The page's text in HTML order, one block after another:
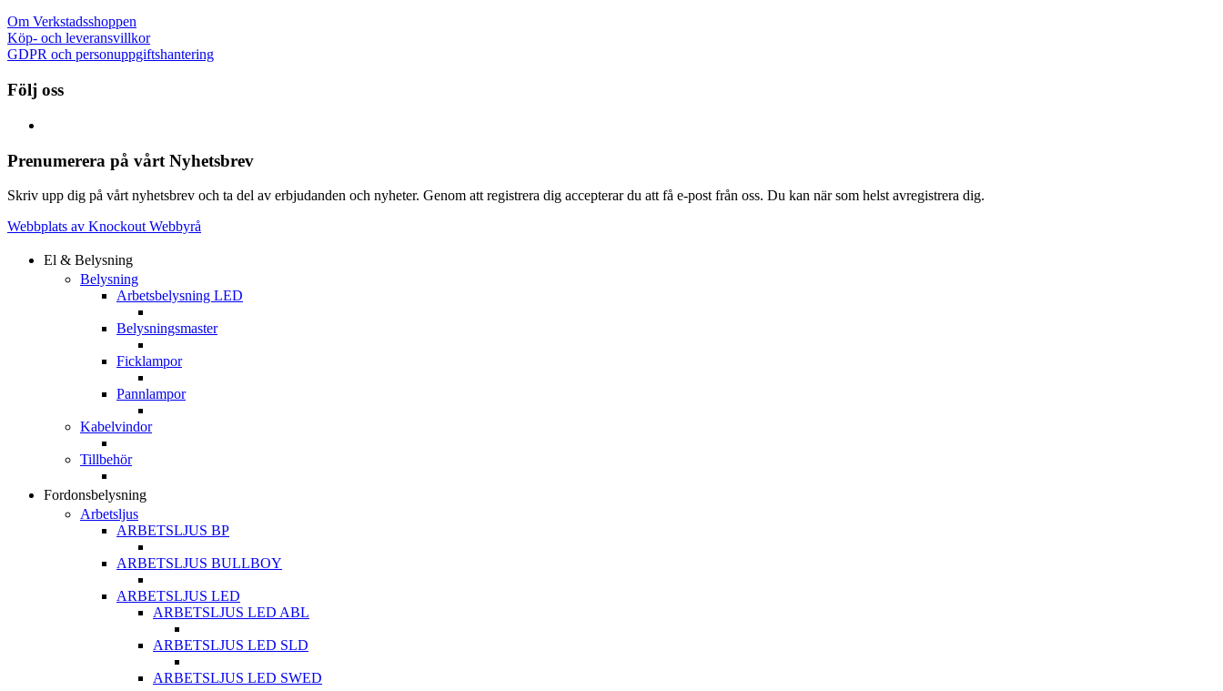
Om Verkstadsshoppen
Köp- och leveransvillkor
GDPR och personuppgiftshantering
Följ oss
Prenumerera på vårt Nyhetsbrev
Skriv upp dig på vårt nyhetsbrev och ta del av erbjudanden och nyheter. Genom att registrera dig accepterar du att få e-post från oss. Du kan när som helst avregistrera dig.
Webbplats av Knockout Webbyrå
El & Belysning
Belysning
Arbetsbelysning LED
Belysningsmaster
Ficklampor
Pannlampor
Kabelvindor
Tillbehör
Fordonsbelysning
Arbetsljus
ARBETSLJUS BP
ARBETSLJUS BULLBOY
ARBETSLJUS LED
ARBETSLJUS LED ABL
ARBETSLJUS LED SLD
ARBETSLJUS LED SWED